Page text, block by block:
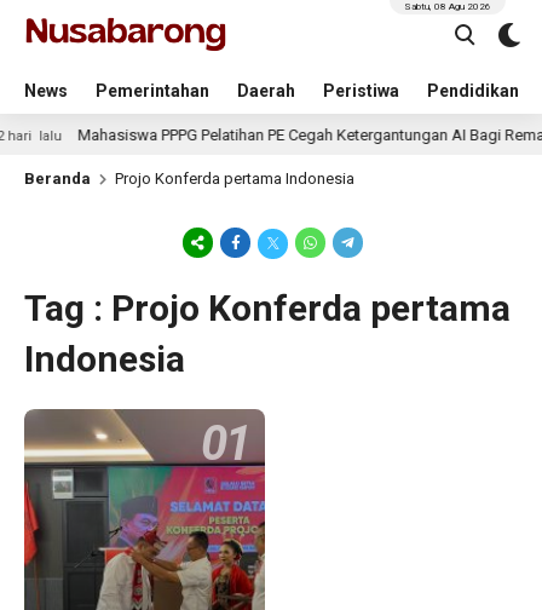
News Pemerintahan Daerah Peristiwa Pendidikan
Sabtu, 08 Agu 2026
lalu Mahasiswa PPPG Pelatihan PE Cegah Ketergantungan AI Bagi
Beranda Projo Konferda pertama Indonesia
Tag : Projo Konferda pertama
Indonesia